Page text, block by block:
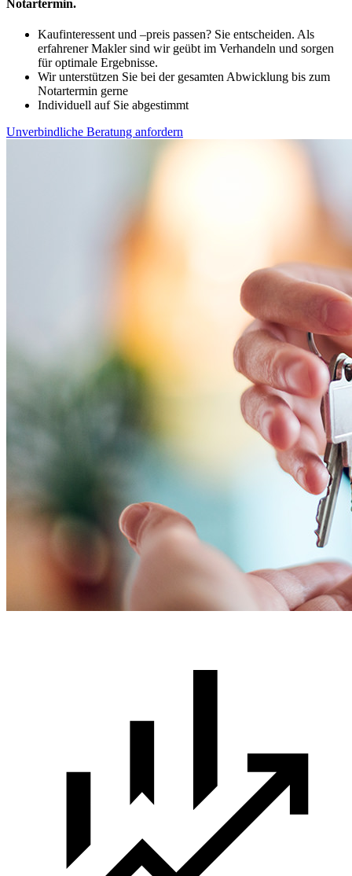
Notartermin.
Kaufinteressent und –preis passen? Sie entscheiden. Als
erfahrener Makler sind wir geübt im Verhandeln und sorgen
für optimale Ergebnisse.
Wir unterstützen Sie bei der gesamten Abwicklung bis zum
Notartermin gerne
Individuell auf Sie abgestimmt
Unverbindliche Beratung anfordern